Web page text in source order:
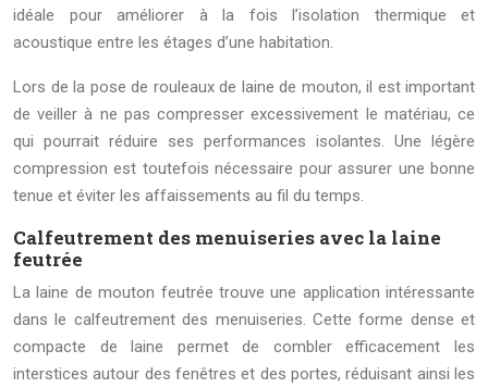
idéale pour améliorer à la fois l’isolation thermique et
acoustique entre les étages d’une habitation.
Lors de la pose de rouleaux de laine de mouton, il est important
de veiller à ne pas compresser excessivement le matériau, ce
qui pourrait réduire ses performances isolantes. Une légère
compression est toutefois nécessaire pour assurer une bonne
tenue et éviter les affaissements au fil du temps.
Calfeutrement des menuiseries avec la laine
feutrée
La laine de mouton feutrée trouve une application intéressante
dans le calfeutrement des menuiseries. Cette forme dense et
compacte de laine permet de combler efficacement les
interstices autour des fenêtres et des portes, réduisant ainsi les